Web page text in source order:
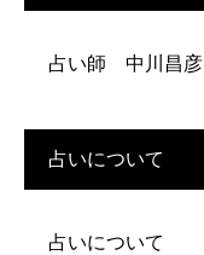
占い師 中川昌彦
占いについて
占いについて